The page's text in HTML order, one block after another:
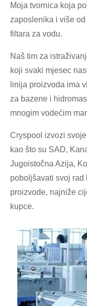
Moja tvornica koja
zaposlenika i više
filtara za vodu.
Naš tim za
koji svaki mjesec
linija proizvoda ima
za bazene i
mnogim vodećim
Cryspool izvozi
kao što su SAD,
Jugoistočna Azija,
poboljšavati svoj
proizvode, najniže
kupce.